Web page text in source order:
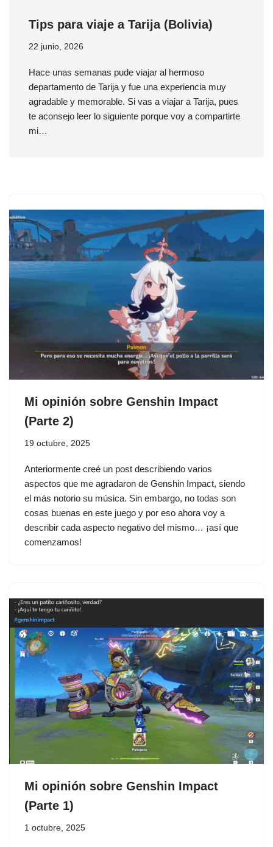
Tips para viaje a Tarija (Bolivia)
22 junio, 2026
Hace unas semanas pude viajar al hermoso
departamento de Tarija y fue una experiencia muy
agradable y memorable. Si vas a viajar a Tarija, pues
te aconsejo leer lo siguiente porque voy a compartirte
mi…
Mi opinión sobre Genshin Impact
(Parte 2)
19 octubre, 2025
Anteriormente creé un post describiendo varios
aspectos que me agradaron de Genshin Impact, siendo
el más notorio su música. Sin embargo, no todas son
cosas buenas en este juego y por eso ahora voy a
describir cada aspecto negativo del mismo… ¡así que
comenzamos!
Mi opinión sobre Genshin Impact
(Parte 1)
1 octubre, 2025